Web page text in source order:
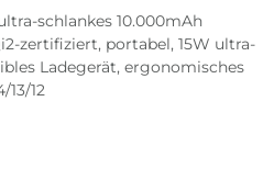
schlankes 10.000mAh
zertifiziert, portabel, 15W ultra-
Ladegerät, ergonomisches
13/12